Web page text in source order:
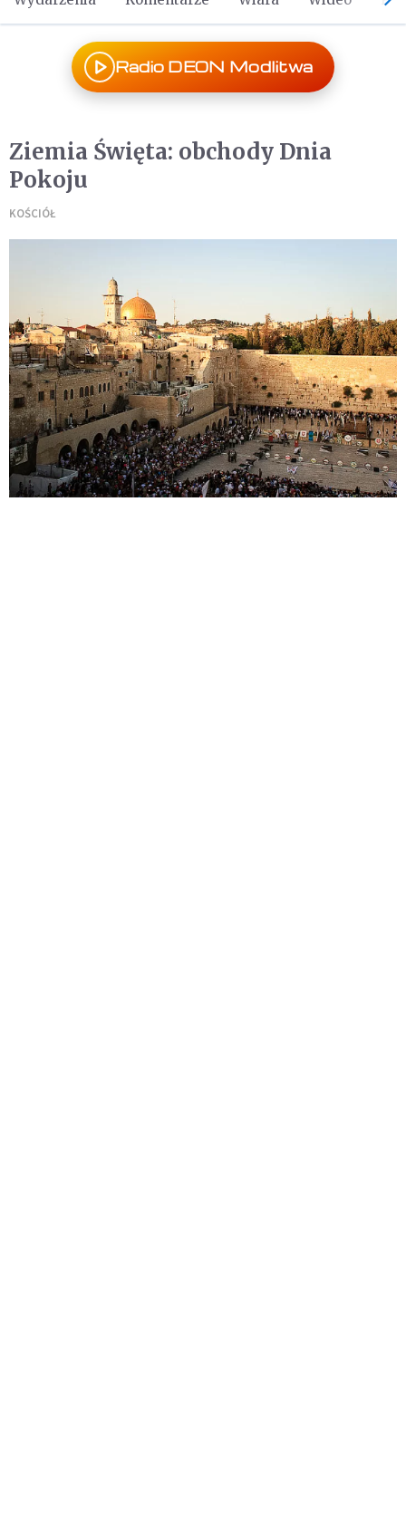
Radio DEON Modlitwa
Ziemia Święta: obchody Dnia
Pokoju
KOŚCIÓŁ